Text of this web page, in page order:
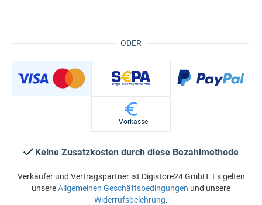
ODER
Vorkasse
Keine Zusatzkosten durch diese Bezahlmethode
Verkäufer und Vertragspartner ist Digistore24 GmbH. Es gelten
unsereAllgemeinen Geschäftsbedingungen und unsere
Widerrufsbelehrung.